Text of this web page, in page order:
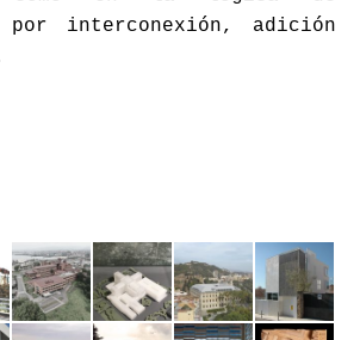
por interconexión, adición